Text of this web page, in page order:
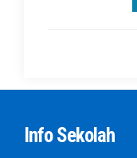
Info Sekolah